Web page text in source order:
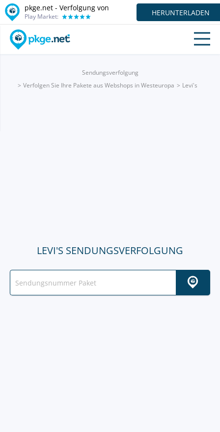
pkge.net - Verfolgung von
Play Market: HERUNTERLADEN
Sendungsverfolgung
Verfolgen Sie Ihre Pakete aus Webshops in Westeuropa
Levi's
LEVI'S SENDUNGSVERFOLGUNG